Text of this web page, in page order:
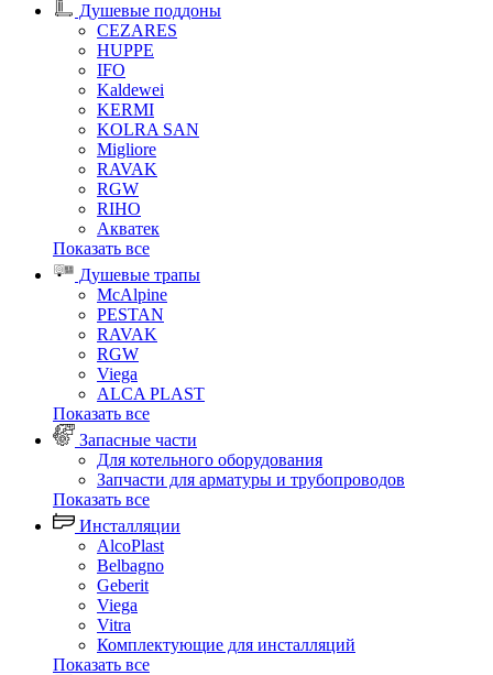
Душевые поддоны
CEZARES
HUPPE
IFO
Kaldewei
KERMI
KOLRA SAN
Migliore
RAVAK
RGW
RIHO
Акватек
Показать все
Душевые трапы
McAlpine
PESTAN
RAVAK
RGW
Viega
АLCA PLAST
Показать все
Запасные части
Для котельного оборудования
Запчасти для арматуры и трубопроводов
Показать все
Инсталляции
AlcoPlast
Belbagno
Geberit
Viega
Vitra
Комплектующие для инсталляций
Показать все